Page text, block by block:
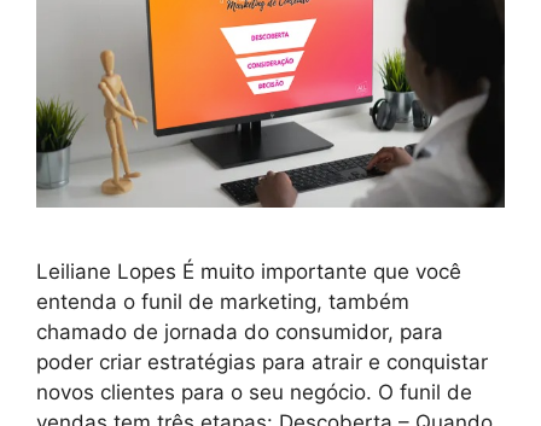
Leiliane Lopes É muito importante que você
entenda o funil de marketing, também
chamado de jornada do consumidor, para
poder criar estratégias para atrair e conquistar
novos clientes para o seu negócio. O funil de